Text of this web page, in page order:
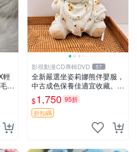
輕
絨
收
家
影視動漫CD專輯DVD 57
全新嚴選坐姿莉娜熊伴嬰服，
中古成色保養佳適宜收藏。無
盒子但品質完好，快速出貨。
建議入手！ 中古 玩偶 滬漫
$1,750 95折
折扣碼